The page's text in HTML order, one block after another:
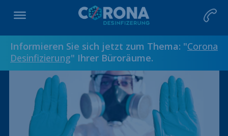
Informieren Sie sich jetzt zum Thema: "Corona
Desinfizierung" Ihrer Büroräume.